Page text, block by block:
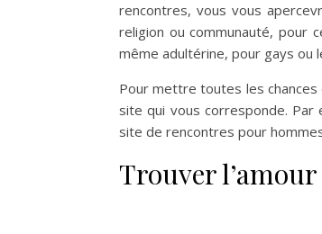
rencontres, vous vous
religion ou communauté, pour
même adultérine, pour gays ou
Pour mettre toutes les
site qui vous corresponde. Par
site de rencontres pour
Trouver